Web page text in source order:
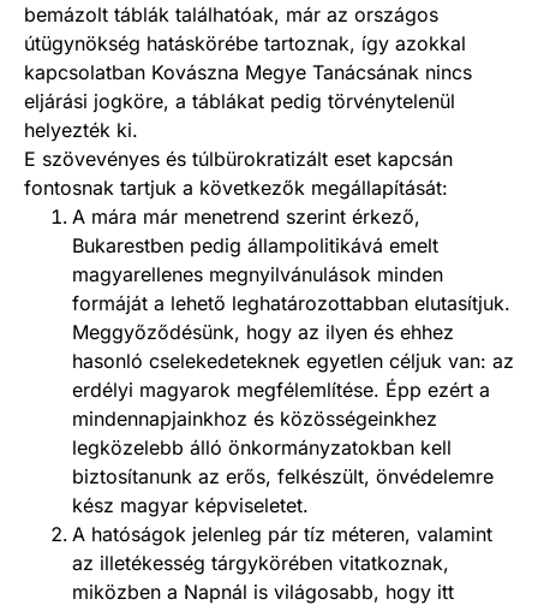
bemázolt táblák találhatóak, már az országos
útügynökség hatáskörébe tartoznak, így azokkal
kapcsolatban Kovászna Megye Tanácsának nincs
eljárási jogköre, a táblákat pedig törvénytelenül
helyezték ki.
E szövevényes és túlbürokratizált eset kapcsán
fontosnak tartjuk a következők megállapítását:
A mára már menetrend szerint érkező,
Bukarestben pedig állampolitikává emelt
magyarellenes megnyilvánulások minden
formáját a lehető leghatározottabban elutasítjuk.
Meggyőződésünk, hogy az ilyen és ehhez
hasonló cselekedeteknek egyetlen céljuk van: az
erdélyi magyarok megfélemlítése. Épp ezért a
mindennapjainkhoz és közösségeinkhez
legközelebb álló önkormányzatokban kell
biztosítanunk az erős, felkészült, önvédelemre
kész magyar képviseletet.
A hatóságok jelenleg pár tíz méteren, valamint
az illetékesség tárgykörében vitatkoznak,
miközben a Napnál is világosabb, hogy itt